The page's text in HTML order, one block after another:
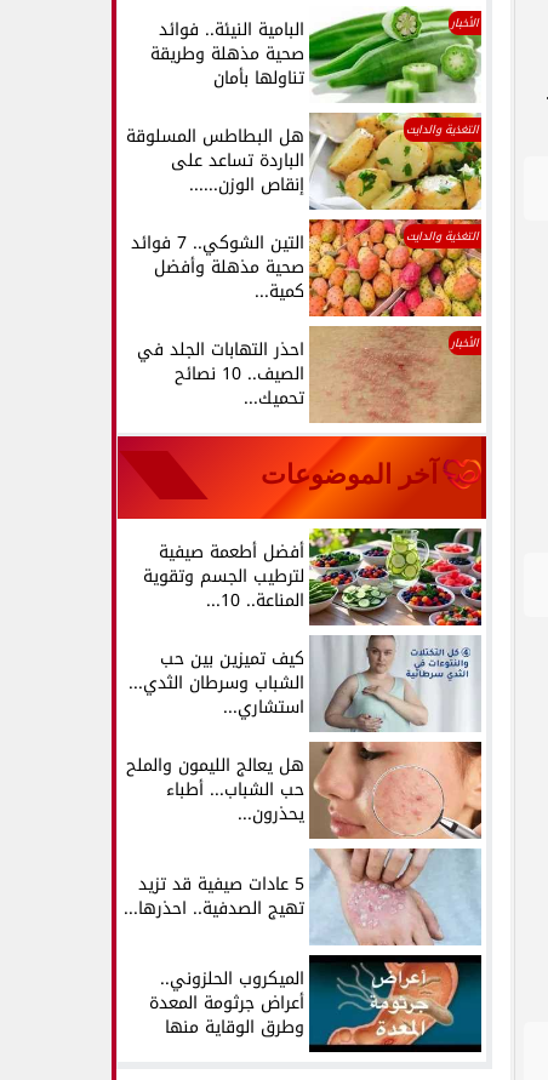
الأخبار البامية النيئة.. فوائد
صحية مذهلة وطريقة
تناولها بأمان
التغذية والدايت هل البطاطس المسلوقة
الباردة تساعد على
إنقاص الوزن......
التغذية والدايت التين الشوكي.. 7 فوائد
صحية مذهلة وأفضل
كمية...
الأخبار احذر التهابات الجلد في
الصيف.. 10 نصائح
تحميك...
آخر الموضوعات
أفضل أطعمة صيفية
لترطيب الجسم وتقوية
المناعة.. 10...
كيف تميزين بين حب
الشباب وسرطان الثدي...
استشاري...
هل يعالج الليمون والملح
حب الشباب... أطباء
يحذرون...
5 عادات صيفية قد تزيد
تهيج الصدفية.. احذرها...
الميكروب الحلزوني..
أعراض جرثومة المعدة
وطرق الوقاية منها